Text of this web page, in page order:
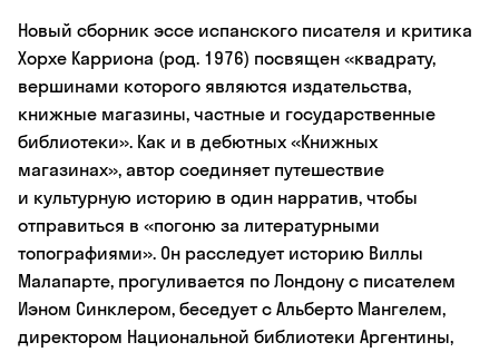
Новый сборник эссе испанского писателя и критика
Хорхе Карриона (род. 1976) посвящен «квадрату,
вершинами которого являются издательства,
книжные магазины, частные и государственные
библиотеки». Как и в дебютных «Книжных
магазинах», автор соединяет путешествие
и культурную историю в один нарратив, чтобы
отправиться в «погоню за литературными
топографиями». Он расследует историю Виллы
Малапарте, прогуливается по Лондону с писателем
Иэном Синклером, беседует с Альберто Мангелем,
директором Национальной библиотеки Аргентины,